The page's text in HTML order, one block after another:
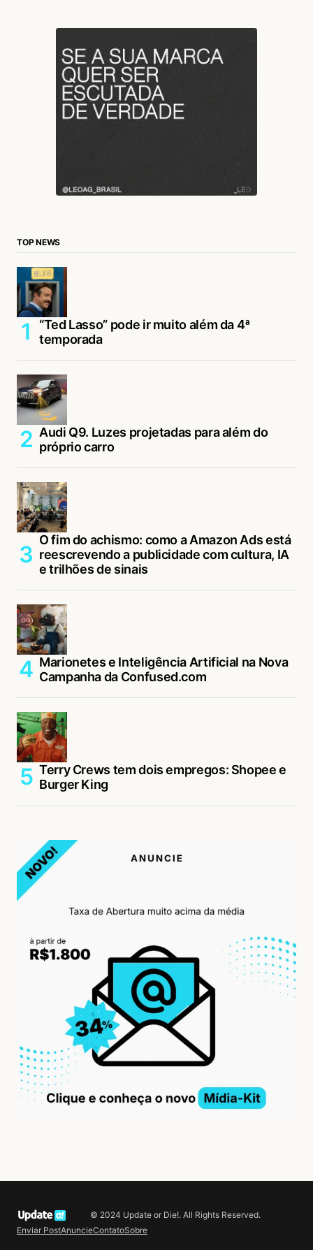
TOP NEWS
“Ted Lasso” pode ir muito além da 4ª
temporada
Audi Q9. Luzes projetadas para além do
próprio carro
O fim do achismo: como a Amazon Ads está
reescrevendo a publicidade com cultura, IA
e trilhões de sinais
Marionetes e Inteligência Artificial na Nova
Campanha da Confused.com
Terry Crews tem dois empregos: Shopee e
Burger King
© 2024 Update or Die!. All Rights Reserved.
Enviar PostAnuncieContatoSobre